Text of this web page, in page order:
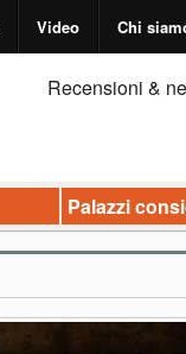
Video Chi
Recensioni &
Palazzi